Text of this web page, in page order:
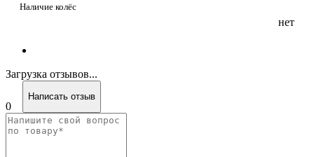
Наличие колёс
нет
Загрузка отзывов...
0
Написать отзыв